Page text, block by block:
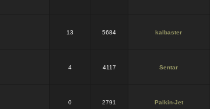
13 5684 kalbaster
4 4117 Sentar
0 2791 Palkin-Jet